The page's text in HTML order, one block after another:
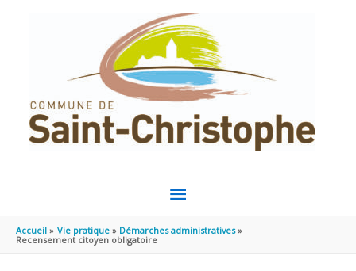
MENU
PRINCIPAL
Accueil Vie pratique
Démarches administratives
Recensement citoyen obligatoire